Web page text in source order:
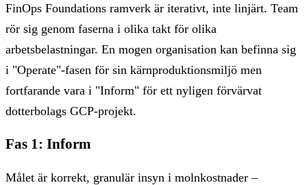
FinOps Foundations ramverk är iterativt, inte linjärt. Team
rör sig genom faserna i olika takt för olika
arbetsbelastningar. En mogen organisation kan befinna sig
i "Operate"-fasen för sin kärnproduktionsmiljö men
fortfarande vara i "Inform" för ett nyligen förvärvat
dotterbolags GCP-projekt.
Fas 1: Inform
Målet är korrekt, granulär insyn i molnkostnader –